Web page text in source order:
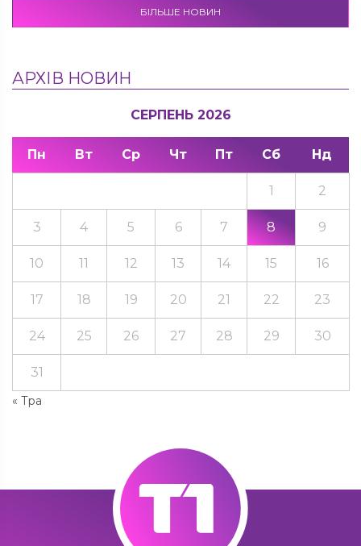
БІЛЬШЕ НОВИН
АРХІВ НОВИН
СЕРПЕНЬ 2026
Пн Вт Ср Чт Пт Сб Нд
« Тра
1 2
3 4 5 6 7 8 9
10 11 12 13 14 15 16
17 18 19 20 21 22 23
24 25 26 27 28 29 30
31